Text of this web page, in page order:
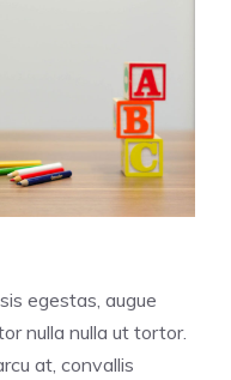
egestas, augue
nulla nulla ut tortor.
at, convallis